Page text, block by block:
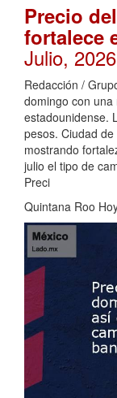
Precio
fortalece
Julio,
Redacción /
domingo con
estadounidense.
pesos. Ciudad
mostrando
julio el tipo de
Preci
Quintana Roo